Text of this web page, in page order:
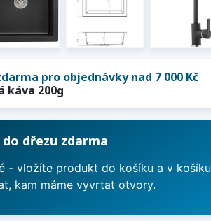
pro objednávky nad 7 000 Kč
káva 200g
dřezu zdarma
- vložíte produkt do košíku a v košíku
kam máme vyvrtat otvory.